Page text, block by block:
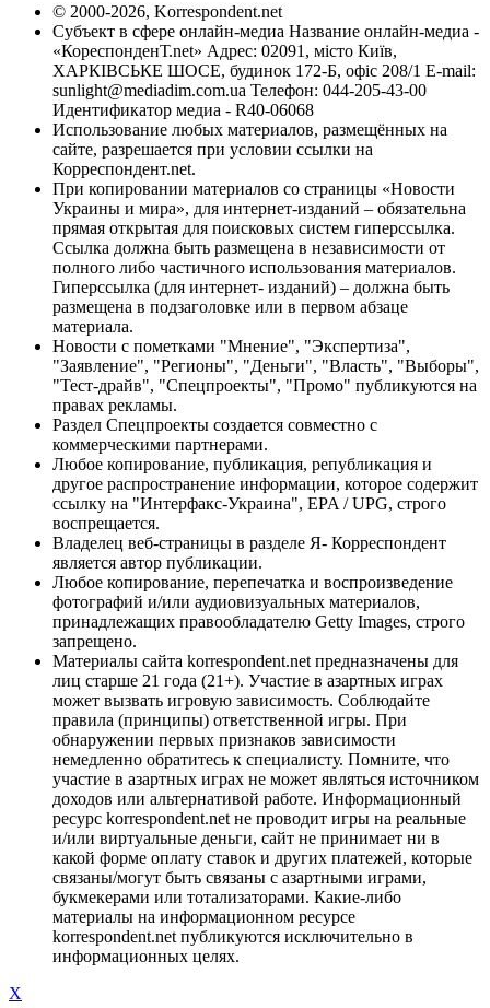
© 2000-2026, Korrespondent.net
Субъект в сфере онлайн-медиа Название онлайн-медиа -
«КореспонденТ.net» Адрес: 02091, місто Київ,
ХАРКІВСЬКЕ ШОСЕ, будинок 172-Б, офіс 208/1 E-mail:
sunlight@mediadim.com.ua Телефон: 044-205-43-00
Идентификатор медиа - R40-06068
Использование любых материалов, размещённых на
сайте, разрешается при условии ссылки на
Корреспондент.net.
При копировании материалов со страницы «Новости
Украины и мира», для интернет-изданий – обязательна
прямая открытая для поисковых систем гиперссылка.
Ссылка должна быть размещена в независимости от
полного либо частичного использования материалов.
Гиперссылка (для интернет- изданий) – должна быть
размещена в подзаголовке или в первом абзаце
материала.
Новости с пометками "Мнение", "Экспертиза",
"Заявление", "Регионы", "Деньги", "Власть", "Выборы",
"Тест-драйв", "Спецпроекты", "Промо" публикуются на
правах рекламы.
Раздел Спецпроекты создается совместно с
коммерческими партнерами.
Любое копирование, публикация, републикация и
другое распространение информации, которое содержит
ссылку на "Интерфакс-Украина", EPA / UPG, строго
воспрещается.
Владелец веб-страницы в разделе Я- Корреспондент
является автор публикации.
Любое копирование, перепечатка и воспроизведение
фотографий и/или аудиовизуальных материалов,
принадлежащих правообладателю Getty Images, строго
запрещено.
Материалы сайта korrespondent.net предназначены для
лиц старше 21 года (21+). Участие в азартных играх
может вызвать игровую зависимость. Соблюдайте
правила (принципы) ответственной игры. При
обнаружении первых признаков зависимости
немедленно обратитесь к специалисту. Помните, что
участие в азартных играх не может являться источником
доходов или альтернативой работе. Информационный
ресурс korrespondent.net не проводит игры на реальные
и/или виртуальные деньги, сайт не принимает ни в
какой форме оплату ставок и других платежей, которые
связаны/могут быть связаны с азартными играми,
букмекерами или тотализаторами. Какие-либо
материалы на информационном ресурсе
korrespondent.net публикуются исключительно в
информационных целях.
X